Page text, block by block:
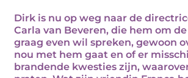
Dirk is nu op weg naar de
Carla van Beveren, die hem om
graag even wil spreken, gewoon
nou met hem gaat en of er
brandende kwesties zijn,